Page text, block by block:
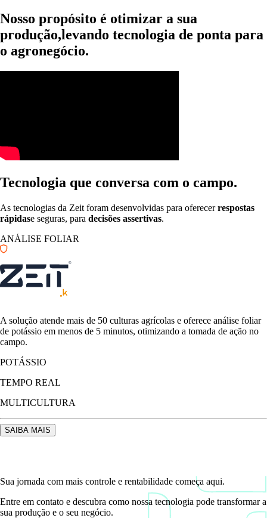
Nosso propósito é otimizar a sua
produção,levando tecnologia de ponta para
o agronegócio.
Tecnologia que conversa com o campo.
As tecnologias da Zeit foram desenvolvidas para oferecerrespostas
rápidase seguras, para decisões assertivas.
ANÁLISE FOLIAR
A solução atende mais de 50 culturas agrícolas e oferece análise foliar
de potássio em menos de 5 minutos, otimizando a tomada de ação no
campo.
POTÁSSIO
TEMPO REAL
MULTICULTURA
SAIBA MAIS
Sua jornada com mais controle e rentabilidade começa aqui.
Entre em contato e descubra como nossa tecnologia pode transformar a
sua produção e o seu negócio.